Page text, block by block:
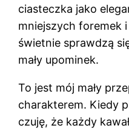
ciasteczka jako
mniejszych foremek
świetnie sprawdzą
mały upominek.
To jest mój mały
charakterem. Kiedy
czuję, że każdy